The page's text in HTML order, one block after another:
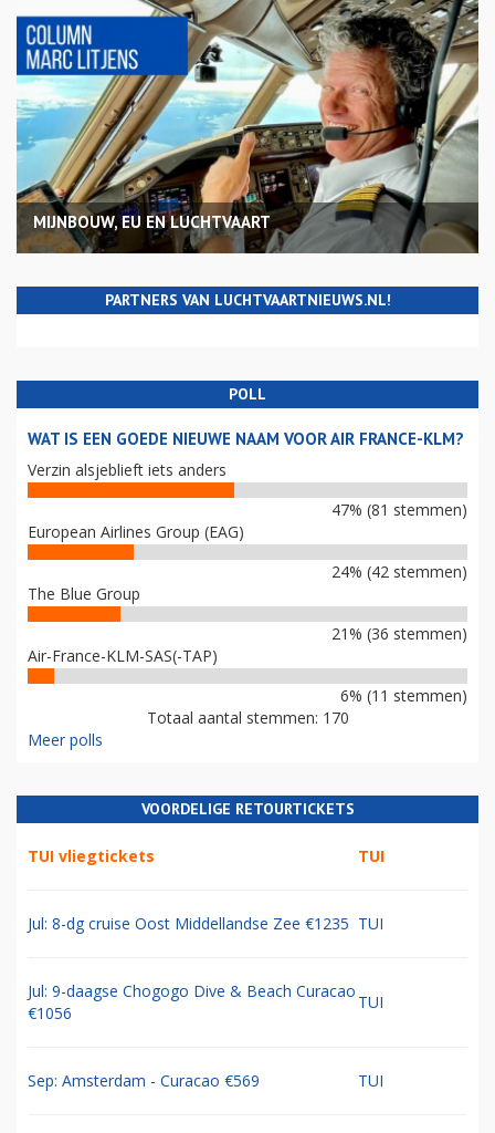
MIJNBOUW, EU EN LUCHTVAART
PARTNERS VAN LUCHTVAARTNIEUWS.NL!
POLL
WAT IS EEN GOEDE NIEUWE NAAM VOOR AIR FRANCE-KLM?
Verzin alsjeblieft iets anders
47% (81 stemmen)
European Airlines Group (EAG)
24% (42 stemmen)
The Blue Group
21% (36 stemmen)
Air-France-KLM-SAS(-TAP)
6% (11 stemmen)
Totaal aantal stemmen: 170
Meer polls
VOORDELIGE RETOURTICKETS
TUI vliegtickets TUI
Jul: 8-dg cruise Oost Middellandse Zee €1235 TUI
Jul: 9-daagse Chogogo Dive & Beach Curacao
€1056
TUI
Sep: Amsterdam - Curacao €569 TUI